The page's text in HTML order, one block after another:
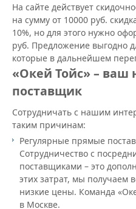
На сайте действует
на сумму от 10000 руб.
10%, но для этого нужно
руб. Предложение выгодно
которые в дальнейшем
«Окей Тойс» –
поставщик
Сотрудничать с нашим
таким причинам:
Регулярные прямые
Сотрудничество с
поставщиками – это
этих затрат, мы получаем
низкие цены. Команда
в Москве.